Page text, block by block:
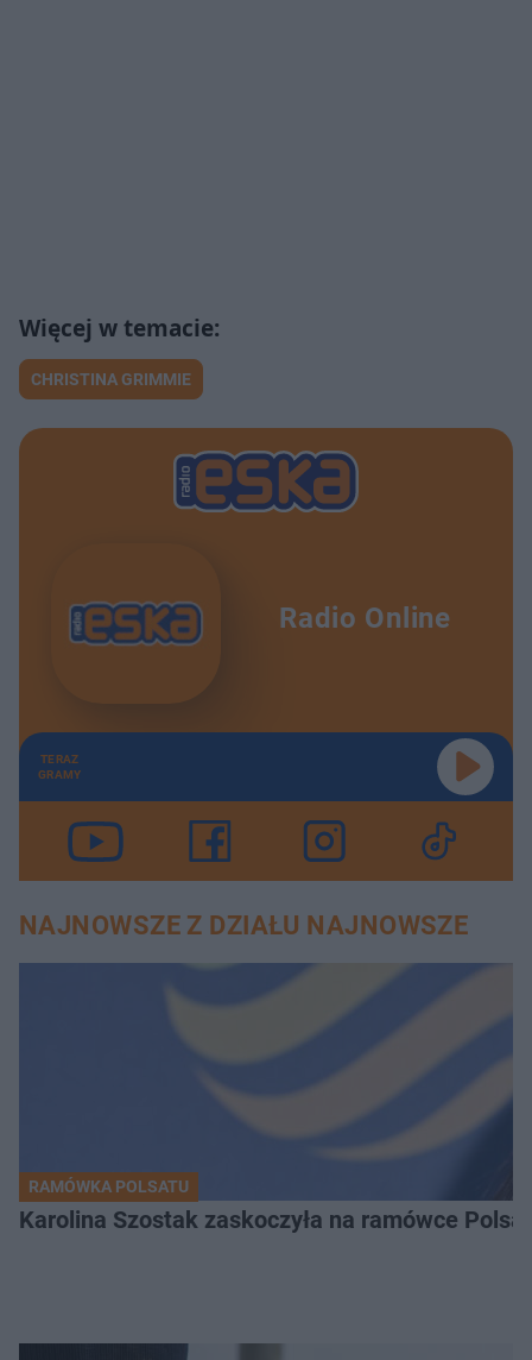
CHRISTINA GRIMMIE
Radio Online
TERAZ
GRAMY
NAJNOWSZE Z DZIAŁU NAJNOWSZE
RAMÓWKA POLSATU
Karolina Szostak zaskoczyła na ramówce